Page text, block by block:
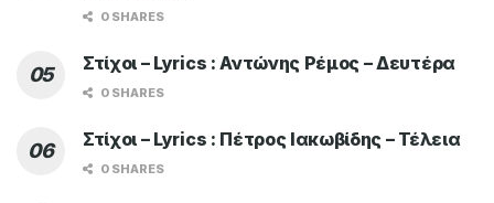
0 SHARES
Στίχοι – Lyrics : Αντώνης Ρέμος – Δευτέρα
0 SHARES
Στίχοι – Lyrics : Πέτρος Ιακωβίδης – Τέλεια
0 SHARES